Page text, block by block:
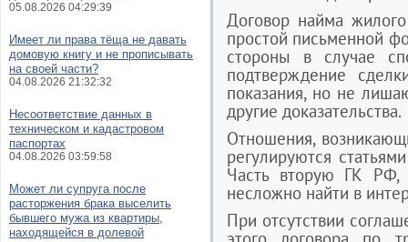
Договор найма
простой письменной
стороны в случае
подтверждение
показания, но не
другие доказательства.
Отношения,
регулируются
Часть вторую ГК РФ,
несложно найти в
При отсутствии
05.08.2026 04:29:39
Имеет ли права тёща не давать
домовую книгу и не прописывать
на своей части?
04.08.2026 21:32:32
Несоответствие данных в
техническом и кадастровом
паспортах
04.08.2026 03:59:58
Может ли супруга после
расторжения брака выселить
бывшего мужа из квартиры,
находящейся в долевой